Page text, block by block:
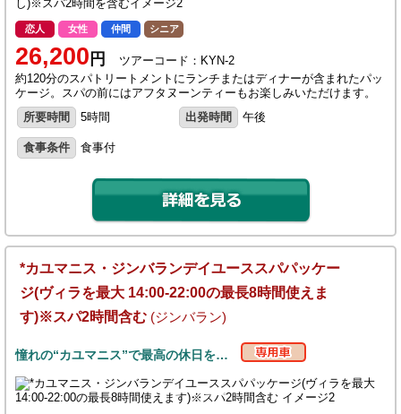
恋人 女性 仲間 シニア
26,200 円
ツアーコード：KYN-2
約120分のスパトリートメントにランチまたはディナーが含まれたパッ
ケージ。スパの前にはアフタヌーンティーもお楽しみいただけます。
所要時間
5時間 出発時間 午後
食事条件 食事付
*カユマニス・ジンバランデイユーススパパッケー
ジ(ヴィラを最大 14:00-22:00の最長8時間使えま
す)※スパ2時間含む (ジンバラン)
憧れの“カユマニス”で最高の休日を…